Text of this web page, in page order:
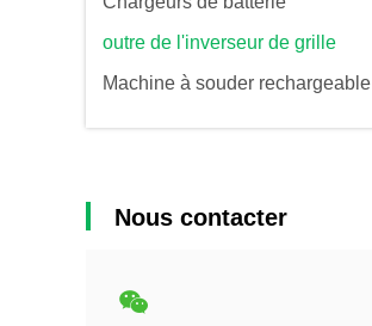
outre de l'inverseur de grille
Machine à souder rechargeable
Nous contacter